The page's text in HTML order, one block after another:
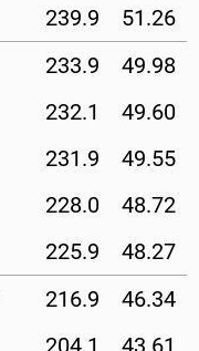
239.9
51.26
233.9
49.98
232.1
49.60
231.9
49.55
228.0
48.72
225.9
48.27
216.9
46.34
204.1 43.61